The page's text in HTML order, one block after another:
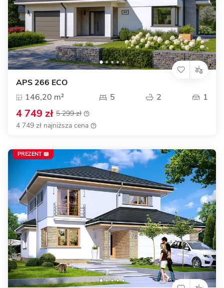
APS 266 ECO
146,20 m²
5 2 1
4 749 zł 5 299 zł
4 749 zł najniższa cena
PREZENT 📖